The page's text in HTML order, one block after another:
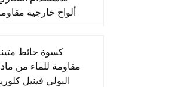
ألواح خارجية
كسوة حائط
مقاومة للماء من
البولي فينيل